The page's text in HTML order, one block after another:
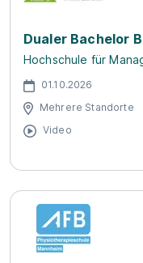
Dualer Bachelor
Hochschule für
01.10.2026
Mehrere Standorte
Video